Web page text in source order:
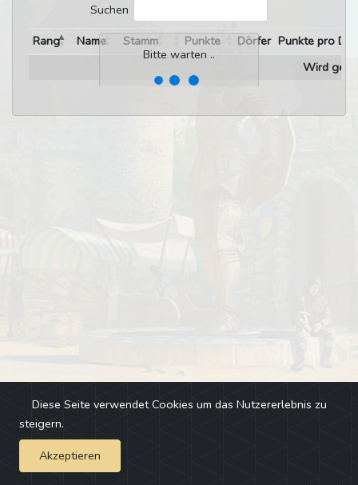
Suchen
Bitte warten ..
Rang Name Stamm Punkte Dörfer Punkte pro
Wird
Impressum - Changelog
Diese Seite verwendet Cookies um das Nutzererlebnis zu
steigern.
Akzeptieren